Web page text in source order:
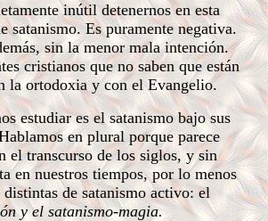
inútil detenernos en esta
satanismo. Es puramente negativa.
sin la menor mala intención.
cristianos que no saben que están
la ortodoxia y con el Evangelio.
estudiar es el satanismo bajo sus
en plural porque parece
el transcurso de los siglos, y sin
en nuestros tiempos, por lo menos
de satanismo activo: el
y el satanismo-magia.